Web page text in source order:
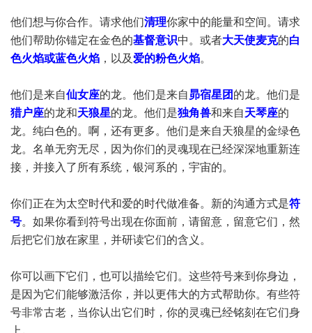
他们想与你合作。请求他们清理你家中的能量和空间。请求
他们帮助你锚定在金色的基督意识中。或者大天使麦克的白
色火焰或蓝色火焰 ，以及 爱的粉色火焰。
他们是来自仙女座的龙。他们是来自 昴宿星团 的龙。他们是
猎户座的龙和天狼星的龙。他们是独角兽和来自天琴座的
龙。纯白色的。啊，还有更多。他们是来自天狼星的金绿色
龙。名单无穷无尽，因为你们的灵魂现在已经深深地重新连
接，并接入了所有系统，银河系的，宇宙的。
你们正在为太空时代和爱的时代做准备。新的沟通方式是符
号。如果你看到符号出现在你面前，请留意，留意它们，然
后把它们放在家里，并研读它们的含义。
你可以画下它们，也可以描绘它们。这些符号来到你身边，
是因为它们能够激活你，并以更伟大的方式帮助你。有些符
号非常古老，当你认出它们时，你的灵魂已经铭刻在它们身
上。